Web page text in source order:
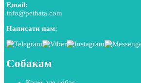
Email:
info@pethata.com
Написати нам:
Собакам